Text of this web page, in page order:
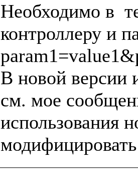
Необходимо в
контроллеру и
В новой версии
см. мое
использования